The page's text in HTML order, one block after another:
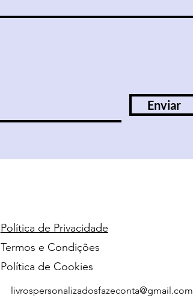
Enviar
Política de Privacidade
Termos e Condições
Política de Cookies
livrospersonalizadosfazeconta@gmail.com